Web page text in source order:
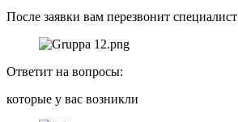
После заявки вам перезвонит специалист
Ответит на вопросы:
которые у вас возникли